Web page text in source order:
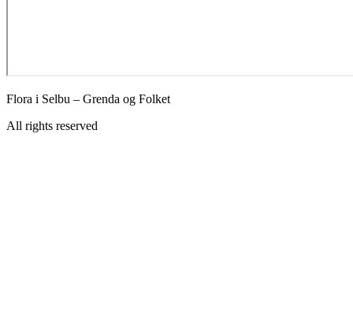
Flora i Selbu – Grenda og Folket
All rights reserved